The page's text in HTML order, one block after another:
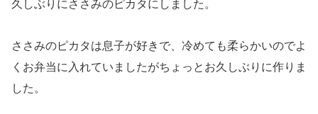
久しぶりにささみのピカタにしました。
ささみのピカタは息子が好きで、冷めても柔らかいのでよ
くお弁当に入れていましたがちょっとお久しぶりに作りま
した。